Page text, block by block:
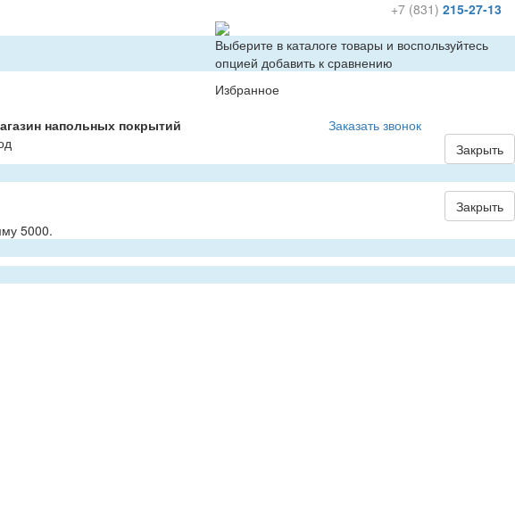
+7 (831) 215-27-13
напольных покрытий
Заказать звонок
Выберите в каталоге товары и воспользуйтесь
опцией добавить к сравнению
Избранное
Закрыть
Закрыть
5000.